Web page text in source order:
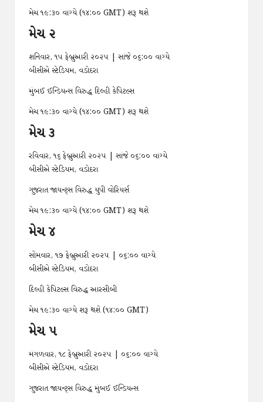
મેચ ૧૯:૩૦ વાગ્યે (૧૪:૦૦ GMT) શરૂ થશે
મેચ ૨
શનિવાર, ૧૫ ફેબ્રુઆરી ૨૦૨૫ | સાંજે ૦૬:૦૦ વાગ્યે
બીસીએ સ્ટેડિયમ, વડોદરા
મુંબઈ ઈન્ડિયન્સ વિરુદ્ધ દિલ્હી કેપિટલ્સ
મેચ ૧૯:૩૦ વાગ્યે (૧૪:૦૦ GMT) શરૂ થશે
મેચ ૩
રવિવાર, ૧૬ ફેબ્રુઆરી ૨૦૨૫ | સાંજે ૦૬:૦૦ વાગ્યે
બીસીએ સ્ટેડિયમ, વડોદરા
ગુજરાત જાયન્ટ્સ વિરુદ્ધ યુપી વોરિયર્સ
મેચ ૧૯:૩૦ વાગ્યે (૧૪:૦૦ GMT) શરૂ થશે
મેચ ૪
સોમવાર, ૧૭ ફેબ્રુઆરી ૨૦૨૫ | ૦૬:૦૦ વાગ્યે
બીસીએ સ્ટેડિયમ, વડોદરા
દિલ્હી કેપિટલ્સ વિરુદ્ધ આરસીબી
મેચ ૧૯:૩૦ વાગ્યે શરૂ થશે (૧૪:૦૦ GMT)
મેચ ૫
મંગળવાર, ૧૮ ફેબ્રુઆરી ૨૦૨૫ | ૦૬:૦૦ વાગ્યે
બીસીએ સ્ટેડિયમ, વડોદરા
ગુજરાત જાયન્ટ્સ વિરુદ્ધ મુંબઈ ઈન્ડિયન્સ